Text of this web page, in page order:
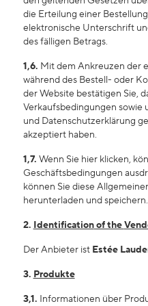
die Erteilung einer
elektronische Unterschrift
des fälligen Betrags.
1,6. Mit dem Ankreuzen der
während des Bestell- oder
der Website bestätigen Sie,
Verkaufsbedingungen sowie
und Datenschutzerklärung
akzeptiert haben.
1,7. Wenn Sie hierklicken,
Geschäftsbedingungen
können Sie diese
herunterladen und speichern.
2. Identificationof the
Der Anbieter ist Estée
3. Produkte
3,1. Informationen über